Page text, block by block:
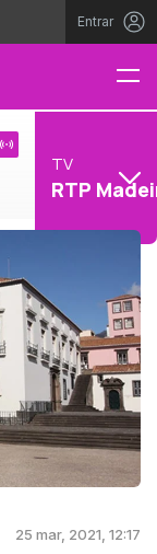
Entrar
TV
RTP
25 mar, 2021, 12:17